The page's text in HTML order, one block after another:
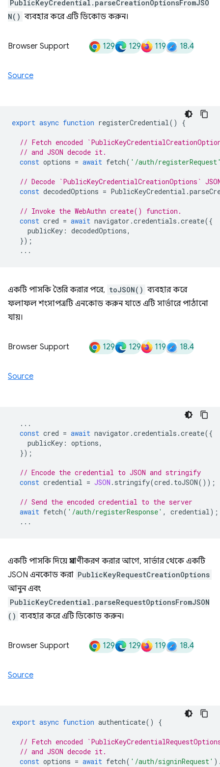
PublicKeyCredential.parseCreationOptionsFromJSO
N() ব্যবহার করে এটি ডিকোড করুন।
Browser Support 129 129 119 18.4
Source
export async function registerCredential() {
// Fetch encoded
// and JSON decode it.
const options = await fetch( '/auth/
// Decode `PublicKeyCredentialCreationOptions`
const decodedOptions = PublicKeyCredential .
// Invoke the WebAuthn create() function.
const cred = await navigator .credentials .create({
publicKey : decodedOptions,
});
...
একটি পাসকি তৈরি করার পরে, toJSON() ব্যবহার করে
ফলাফল শংসাপত্রটি এনকোড করুন যাতে এটি সার্ভারে পাঠানো
যায়।
Browser Support 129 129 119 18.4
Source
...
const cred = await navigator .credentials .create({
publicKey : options,
});
// Encode the credential to JSON and stringify
const credential = JSON . stringify(cred . toJSON());
// Send the encoded credential to the server
await fetch( '/auth/registerResponse' , credential);
...
একটি পাসকি দিয়ে প্রমাণীকরণ করার আগে, সার্ভার থেকে একটি
JSON এনকোড করা PublicKeyRequestCreationOptions
আনুন এবং
PublicKeyCredential.parseRequestOptionsFromJSON
() ব্যবহার করে এটি ডিকোড করুন।
Browser Support 129 129 119 18.4
Source
export async function authenticate() {
// Fetch encoded
// and JSON decode it.
const options = await fetch( '/auth/signinRequest'